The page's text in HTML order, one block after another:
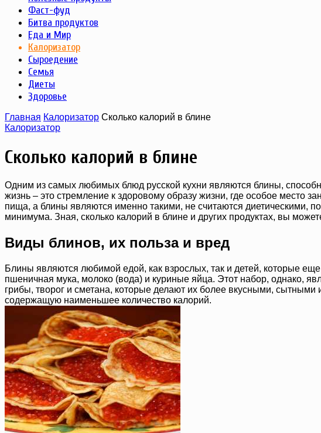
Фаст-фуд
Битва продуктов
Еда и Мир
Калоризатор
Сыроедение
Семья
Диеты
Здоровье
Главная Калоризатор Сколько калорий в блине
Калоризатор
Сколько калорий в блине
Одним из самых любимых блюд русской кухни являются блины,
жизнь – это стремление к здоровому образу жизни, где особое место
пища, а блины являются именно такими, не считаются диетическими,
минимума. Зная, сколько калорий в блине и других продуктах, вы
Виды блинов, их польза и вред
Блины являются любимой едой, как взрослых, так и детей, которые
пшеничная мука, молоко (вода) и куриные яйца. Этот набор, однако,
грибы, творог и сметана, которые делают их более вкусными,
содержащую наименьшее количество калорий.